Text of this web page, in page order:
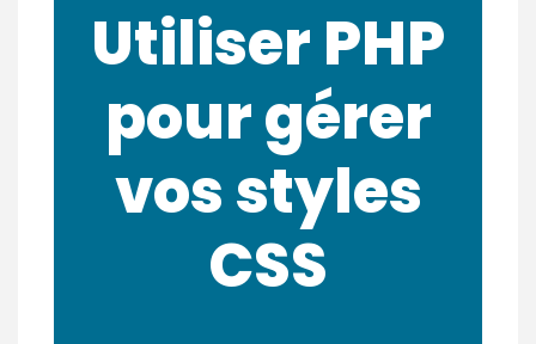
Utiliser PHP
pour gérer
vos styles
CSS